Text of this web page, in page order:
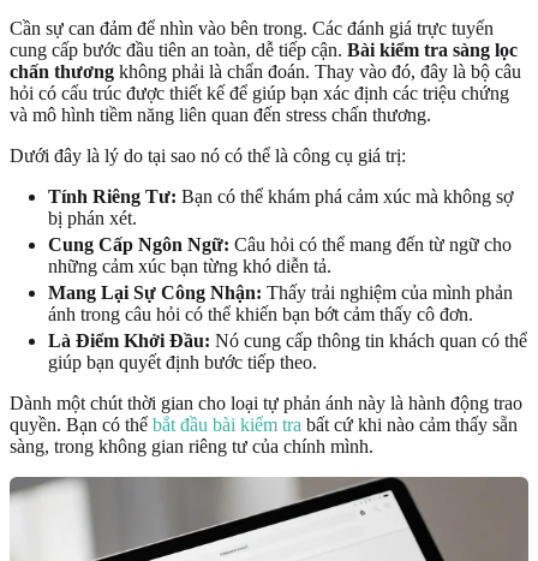
Cần sự can đảm để nhìn vào bên trong. Các đánh giá trực tuyến
cung cấp bước đầu tiên an toàn, dễ tiếp cận. Bài kiểm tra sàng lọc
chấn thương không phải là chẩn đoán. Thay vào đó, đây là bộ câu
hỏi có cấu trúc được thiết kế để giúp bạn xác định các triệu chứng
và mô hình tiềm năng liên quan đến stress chấn thương.
Dưới đây là lý do tại sao nó có thể là công cụ giá trị:
Tính Riêng Tư: Bạn có thể khám phá cảm xúc mà không sợ
bị phán xét.
Cung Cấp Ngôn Ngữ: Câu hỏi có thể mang đến từ ngữ cho
những cảm xúc bạn từng khó diễn tả.
Mang Lại Sự Công Nhận: Thấy trải nghiệm của mình phản
ánh trong câu hỏi có thể khiến bạn bớt cảm thấy cô đơn.
Là Điểm Khởi Đầu: Nó cung cấp thông tin khách quan có thể
giúp bạn quyết định bước tiếp theo.
Dành một chút thời gian cho loại tự phản ánh này là hành động trao
quyền. Bạn có thể bắt đầu bài kiểm tra bất cứ khi nào cảm thấy sẵn
sàng, trong không gian riêng tư của chính mình.